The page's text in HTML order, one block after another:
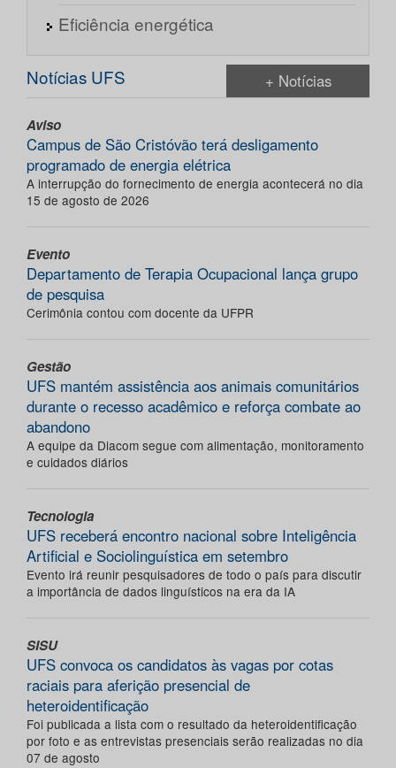
Eficiência energética
Notícias UFS + Notícias
Aviso
Campus de São Cristóvão terá desligamento
programado de energia elétrica
A interrupção do fornecimento de energia acontecerá no dia
15 de agosto de 2026
Evento
Departamento de Terapia Ocupacional lança grupo
de pesquisa
Cerimônia contou com docente da UFPR
Gestão
UFS mantém assistência aos animais comunitários
durante o recesso acadêmico e reforça combate ao
abandono
A equipe da Diacom segue com alimentação, monitoramento
e cuidados diários
Tecnologia
UFS receberá encontro nacional sobre Inteligência
Artificial e Sociolinguística em setembro
Evento irá reunir pesquisadores de todo o país para discutir
a importância de dados linguísticos na era da IA
SISU
UFS convoca os candidatos às vagas por cotas
raciais para aferição presencial de
heteroidentificação
Foi publicada a lista com o resultado da heteroidentificação
por foto e as entrevistas presenciais serão realizadas no dia
07 de agosto